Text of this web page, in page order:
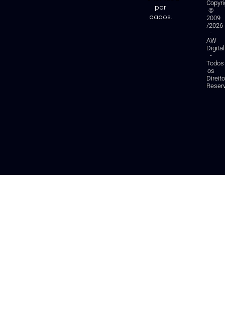
por
dados.
©
2009
/2026
-
AW
Digital
-
Todos
os